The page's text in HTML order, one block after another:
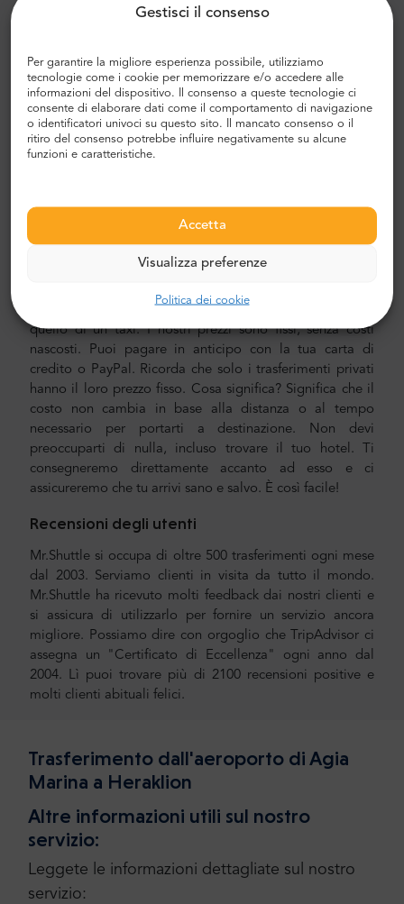
Gestisci il consenso
Per garantire la migliore esperienza possibile, utilizziamo
tecnologie come i cookie per memorizzare e/o accedere alle
informazioni del dispositivo. Il consenso a queste tecnologie ci
consente di elaborare dati come il comportamento di navigazione
o identificatori univoci su questo sito. Il mancato consenso o il
ritiro del consenso potrebbe influire negativamente su alcune
funzioni e caratteristiche.
Accetta
Visualizza preferenze
Politica dei cookie
modo, risparmierai un sacco di tempo poiché puoi
navigare in città e trovare la tua strada.
Trasferimento aeroporto e città
Alla ricerca di un trasferimento aeroportuale affidabile e
conveniente? Prenotane uno con Mr.Shuttle, una scelta di
è composto da piloti veterani esperti, che parlano
fluentemente in inglese.
Costo del trasferimento in aeroporto e città
quello di un taxi. I nostri prezzi sono fissi, senza costi
nascosti. Puoi pagare in anticipo con la tua carta di
credito o PayPal. Ricorda che solo i trasferimenti privati
hanno il loro prezzo fisso. Cosa significa? Significa che il
costo non cambia in base alla distanza o al tempo
necessario per portarti a destinazione. Non devi
preoccuparti di nulla, incluso trovare il tuo hotel. Ti
consegneremo direttamente accanto ad esso e ci
assicureremo che tu arrivi sano e salvo. È così facile!
Recensioni degli utenti
Mr.Shuttle si occupa di oltre 500 trasferimenti ogni mese
dal 2003. Serviamo clienti in visita da tutto il mondo.
Mr.Shuttle ha ricevuto molti feedback dai nostri clienti e
si assicura di utilizzarlo per fornire un servizio ancora
migliore. Possiamo dire con orgoglio che TripAdvisor ci
assegna un "Certificato di Eccellenza" ogni anno dal
2004. Lì puoi trovare più di 2100 recensioni positive e
molti clienti abituali felici.
Trasferimento dall'aeroporto di Agia
Marina a Heraklion
Altre informazioni utili sul nostro
servizio:
Leggete le informazioni dettagliate sul nostro
servizio: